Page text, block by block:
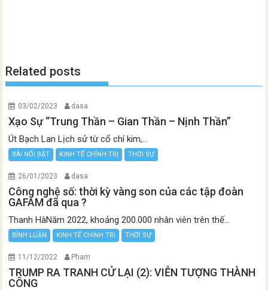
Related posts
03/02/2023 dasa
Xạo Sự “Trung Thần – Gian Thần – Nịnh Thần”
Út Bạch Lan Lịch sử từ cổ chí kim,...
BÀI NỔI BẬT KINH TẾ CHÍNH TRỊ THỜI SỰ
26/01/2023 dasa
Công nghệ số: thời kỳ vàng son của các tập đoàn
GAFAM đã qua ?
Thanh HàNăm 2022, khoảng 200.000 nhân viên trên thế...
BÌNH LUẬN KINH TẾ CHÍNH TRỊ THỜI SỰ
11/12/2022 Pham
TRUMP RA TRANH CỬ LẠI (2): VIỄN TƯỢNG THÀNH
CÔNG